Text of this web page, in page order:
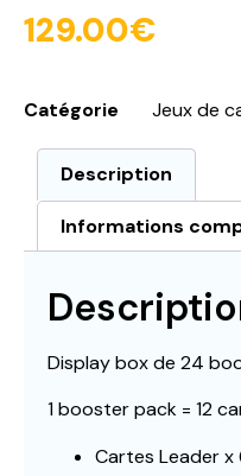
129.00€
Catégorie Jeux de
Description
Informations
Display box de 24
1 booster pack = 12
Cartes Leader x